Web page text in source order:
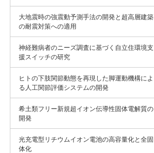
大地震時の強震動予測手法の開発と超高層建築
の耐震対策への適用
神経難病者のニーズ調査に基づく自立住環境支
援スイッチの研究
ヒトの下肢関節動態を再現した脚運動機構によ
る人工関節評価システムの開発
希土類フリー新規超イオン伝導性固体電解質の
開発
光充電型リチウムイオン電池の高容量化と全固
体化